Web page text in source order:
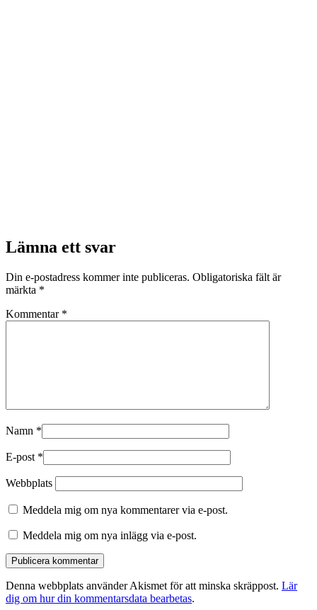
Lämna ett svar
Din e-postadress kommer inte publiceras. Obligatoriska fält är
märkta *
Kommentar *
Namn *
E-post *
Webbplats
Meddela mig om nya kommentarer via e-post.
Meddela mig om nya inlägg via e-post.
Denna webbplats använder Akismet för att minska skräppost. Lär
dig om hur din kommentarsdata bearbetas.